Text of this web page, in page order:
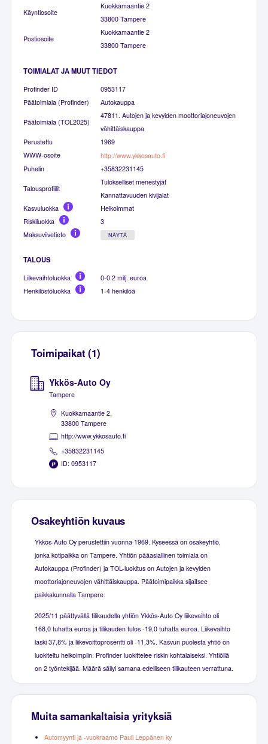
Käyntiosoite
Kuokkamaantie 2
33800 Tampere
Postiosoite
Kuokkamaantie 2
33800 Tampere
TOIMIALAT JA MUUT TIEDOT
Profinder ID
0953117
Päätoimiala (Profinder)
Autokauppa
Päätoimiala (TOL2025)
47811. Autojen ja kevyiden moottoriajoneuvojen
vähittäiskauppa
Perustettu
1969
WWW-osoite
http://www.ykkosauto.fi
Puhelin
+35832231145
Talousprofiilit
Tulokselliset menestyjät
Kannattavuuden kivijalat
Kasvuluokka
Heikoimmat
Riskiluokka
3
Maksuviivetieto
NÄYTÄ
TALOUS
Liikevaihtoluokka
0-0.2 milj. euroa
Henkilöstöluokka
1-4 henkilöä
Toimipaikat (1)
Ykkös-Auto Oy
Tampere
Kuokkamaantie 2,
33800 Tampere
http://www.ykkosauto.fi
+35832231145
ID: 0953117
Osakeyhtiön kuvaus
Ykkös-Auto Oy perustettiin vuonna 1969. Kyseessä on osakeyhtiö,
jonka kotipaikka on Tampere. Yhtiön pääasiallinen toimiala on
Autokauppa (Profinder) ja TOL-luokitus on Autojen ja kevyiden
moottoriajoneuvojen vähittäiskauppa. Päätoimipaikka sijaitsee
paikkakunnalla Tampere.
2025/11 päättyvällä tilikaudella yhtiön Ykkös-Auto Oy liikevaihto oli
168,0 tuhatta euroa ja tilikauden tulos -19,0 tuhatta euroa. Liikevaihto
laski 37,8% ja liikevoittoprosentti oli -11,3%. Kasvun puolesta yhtiö on
luokiteltu heikoimpiin. Profinder luokittelee riskin kohtalaiseksi. Yhtiöllä
on 2 työntekijää. Määrä säilyi samana edelliseen tilikauteen verrattuna.
Muita samankaltaisia yrityksiä
Automyynti ja -vuokraamo Pauli Leppänen ky